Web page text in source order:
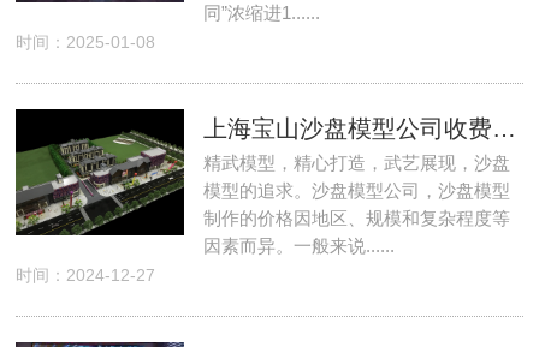
同”浓缩进1......
时间：2025-01-08
上海宝山沙盘模型公司收费标准
精武模型，精心打造，武艺展现，沙盘
模型的追求。沙盘模型公司，沙盘模型
制作的价格因地区、规模和复杂程度等
因素而异。一般来说......
时间：2024-12-27